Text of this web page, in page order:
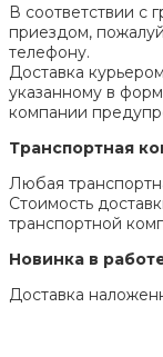
В соответствии с
приездом,
телефону.
Доставка
указанному в
компании
Транспортная
Любая
Стоимость
транспортной
Новинка в
Доставка